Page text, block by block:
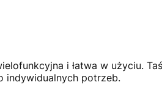
i łatwa w użyciu.
indywidualnych potrzeb.